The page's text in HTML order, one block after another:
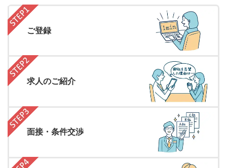
ご登録
求人のご紹介
面接・条件交渉